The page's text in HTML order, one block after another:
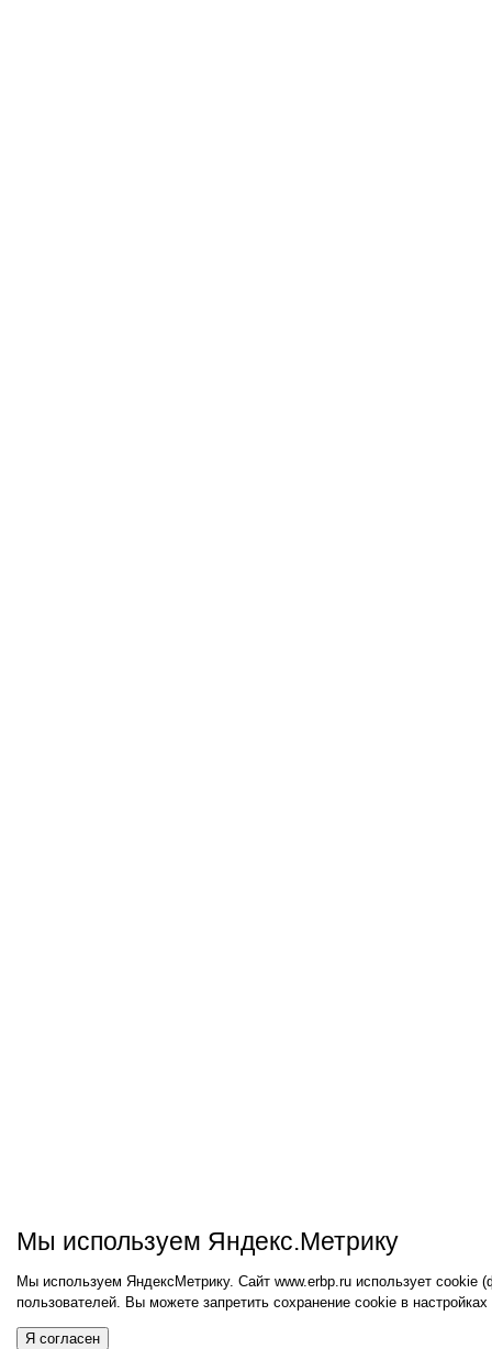
Мы используем Яндекс.Метрику
Мы используем ЯндексМетрику. Сайт www.erbp.ru использует
пользователей. Вы можете запретить сохранение cookie в настройках
Я согласен